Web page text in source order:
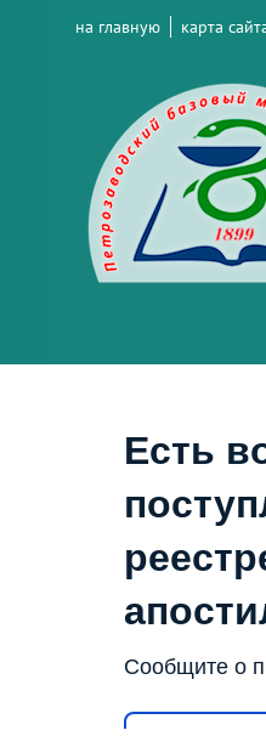
на главную карта
Есть
Сообщите о